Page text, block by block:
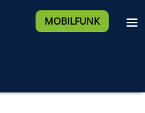
MOBILFUNK